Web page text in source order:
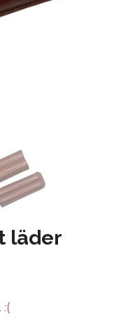
läder